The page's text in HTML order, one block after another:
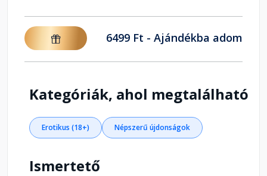
6499 Ft - Ajándékba adom
Kategóriák, ahol megtalálható
Erotikus (18+) Népszerű újdonságok
Ismertető